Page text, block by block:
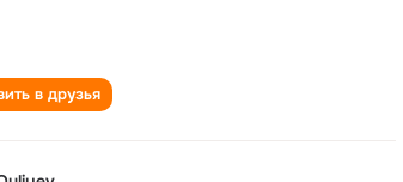
в друзья